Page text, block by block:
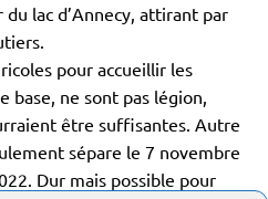
lac d’Annecy, attirant par
pour accueillir les
base, ne sont pas légion,
être suffisantes. Autre
sépare le 7 novembre
Dur mais possible pour